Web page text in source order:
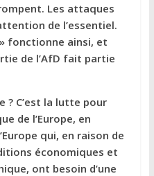
Les attaques
de l’essentiel.
fonctionne ainsi, et
de l’AfD fait partie
? C’est la lutte pour
de l’Europe, en
qui, en raison de
économiques et
ont besoin d’une